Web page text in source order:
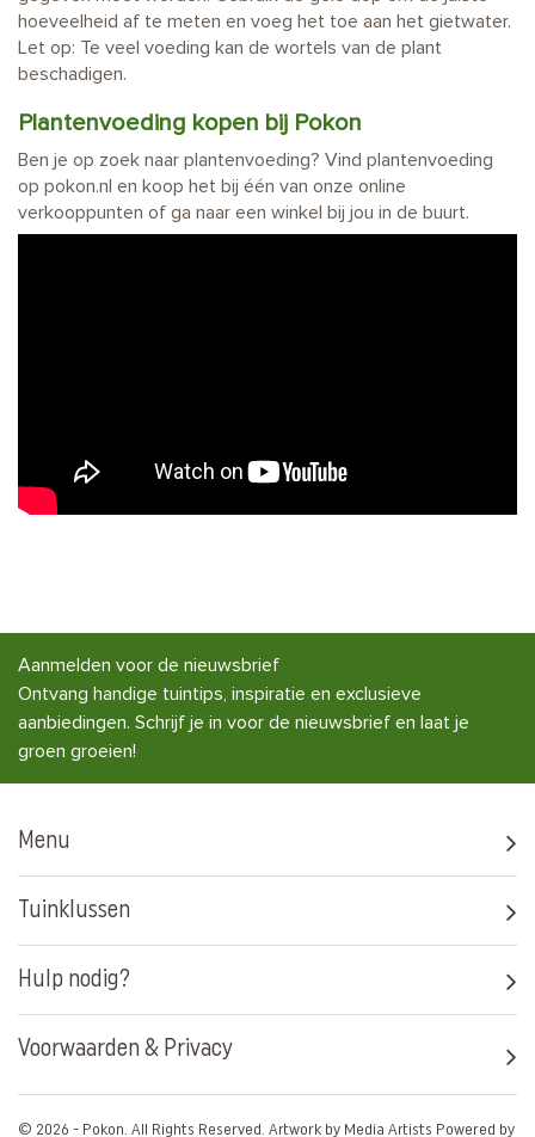
hoeveelheid af te meten en voeg het toe aan het gietwater.
Let op: Te veel voeding kan de wortels van de plant
beschadigen.
Plantenvoeding kopen bij Pokon
Ben je op zoek naar plantenvoeding? Vind plantenvoeding
op pokon.nl en koop het bij één van onze online
verkooppunten of ga naar een winkel bij jou in de buurt.
Aanmelden voor de nieuwsbrief
Ontvang handige tuintips, inspiratie en exclusieve
aanbiedingen. Schrijf je in voor de nieuwsbrief en laat je
groen groeien!
Menu
Tuinklussen
Hulp nodig?
Voorwaarden & Privacy
© 2026 - Pokon. All Rights Reserved. Artwork by Media Artists Powered by